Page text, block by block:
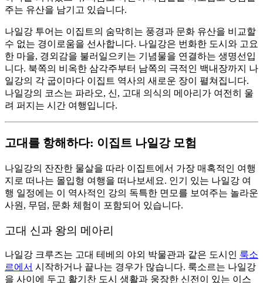
주는 유산을 남기고 있습니다.
나일강 투어는 이집트의 숨막히는 풍경과 문화 유산을 비교할
수 없는 경이로움을 선사합니다. 나일강은 번화한 도시와 고요
한 마을, 경외감을 불러일으키는 기념물을 연결하는 생명선입
니다. 북쪽의 비옥한 삼각주부터 남쪽의 극적인 백내장까지 나
일강의 각 굽이마다 이집트 역사의 새로운 장이 펼쳐집니다.
나일강의 코스는 파라오, 신, 고대 의식의 메아리가 여전히 울
려 퍼지는 시간 여행입니다.
고대를 항해하다: 이집트 나일강 모험
나일강의 잔잔한 물살을 따라 이집트에서 가장 매혹적인 여행
지로 떠나는 몰입형 여행을 떠나보세요. 인기 있는 나일강 여
행 일정에는 이 역사적인 강의 독특한 면모를 보여주는 놀라운
사원, 무덤, 문화 체험이 포함되어 있습니다.
고대 신과 왕의 메아리
나일강 크루즈는 고대 테베의 야외 박물관과 같은 도시인 룩소
르에서 시작하거나 끝나는 경우가 많습니다. 룩소르는 나일강
을 사이에 두고 활기찬 도시 생활과 웅장한 신전이 있는 이스